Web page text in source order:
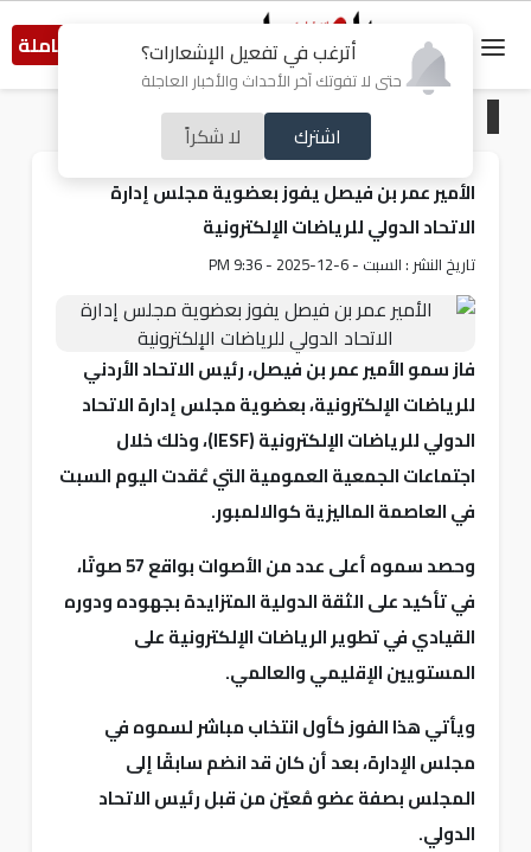
أترغب في تفعيل الإشعارات؟
حتى لا تفوتك آخر الأحداث والأخبار العاجلة
اشترك لا شكراً
النسخة الكاملة
رياضة
الأمير عمر بن فيصل يفوز بعضوية مجلس إدارة
الاتحاد الدولي للرياضات الإلكترونية
تاريخ النشر : السبت - 6-12-2025 - 9:36 PM
فاز سمو الأمير عمر بن فيصل، رئيس الاتحاد الأردني
للرياضات الإلكترونية، بعضوية مجلس إدارة الاتحاد
الدولي للرياضات الإلكترونية (IESF)، وذلك خلال
اجتماعات الجمعية العمومية التي عُقدت اليوم السبت
في العاصمة الماليزية كوالالمبور.
وحصد سموه أعلى عدد من الأصوات بواقع 57 صوتًا،
في تأكيد على الثقة الدولية المتزايدة بجهوده ودوره
القيادي في تطوير الرياضات الإلكترونية على
المستويين الإقليمي والعالمي.
ويأتي هذا الفوز كأول انتخاب مباشر لسموه في
مجلس الإدارة، بعد أن كان قد انضم سابقًا إلى
المجلس بصفة عضو مُعيّن من قبل رئيس الاتحاد
الدولي.